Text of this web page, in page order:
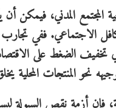
المجتمع المدني، فيمكن
الاجتماعي. ففي تجارب
تخفيف الضغط على
نحو المنتجات المحلية